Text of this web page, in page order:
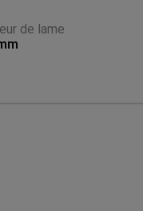
de lame